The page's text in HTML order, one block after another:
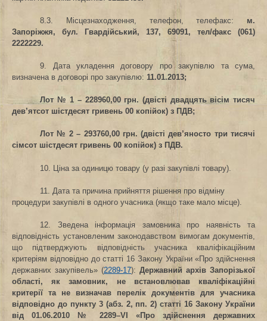
8.3. Місцезнаходження, телефон, телефакс: м.
Запоріжжя, бул. Гвардійський, 137, 69091, тел/факс
(061)
2222229.
9. Дата укладення договору про закупівлю та сума,
визначена в договорі про закупівлю: 11.01.2013;
Лот № 1 – 228960,00 грн. (двісті двадцять вісім тисяч
дев’ятсот шістдесят гривень 00 копійок) з ПДВ;
Лот № 2 – 293760,00 грн. (двісті дев’яносто три тисячі
сімсот шістдесят гривень 00 копійок) з ПДВ.
10. Ціна за одиницю товару (у разі закупівлі товару).
11. Дата та причина прийняття рішення про відміну
процедури закупівлі в одного учасника (якщо таке мало місце).
12. Зведена інформація замовника про наявність та
відповідність установленим законодавством вимогам документів,
що підтверджують відповідність учасника кваліфікаційним
критеріям відповідно до статті 16 Закону України «Про здійснення
державних закупівель» (2289-17): Державний архів Запорізької
області, як замовник, не встановлював кваліфікаційні
критерії та не визначав перелік документів для учасника
відповідно до пункту 3 (абз. 2, пп. 2) статті 16 Закону України
від 01.06.2010 № 2289–VІ «Про здійснення державних